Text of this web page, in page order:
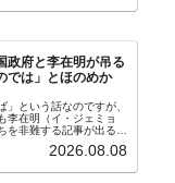
政府と李在明が吊る
では」とほのめか
」という話なのですが、
李在明（イ・ジェミョ
を非難する記事が出るよ
が出ています。「東西南
2026.08.08